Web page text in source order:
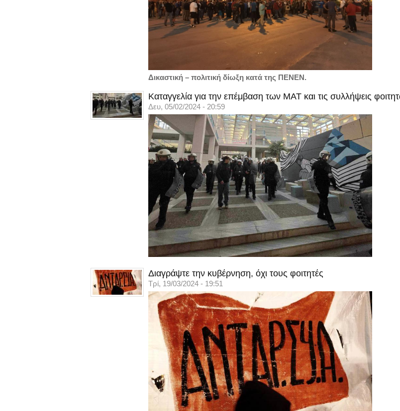
Δικαστική – πολιτική δίωξη κατά της ΠΕΝΕΝ.
Καταγγελία για την επέμβαση των ΜΑΤ και τις συλλήψεις
Δευ, 05/02/2024 - 20:59
Διαγράψτε την κυβέρνηση, όχι τους φοιτητές
Τρί, 19/03/2024 - 19:51